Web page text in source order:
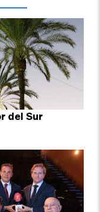
del Sur